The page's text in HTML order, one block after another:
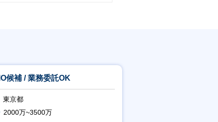
フなコミュニケーションがとりや
候補 / 業務委託OK
東京都
2000万~3500万